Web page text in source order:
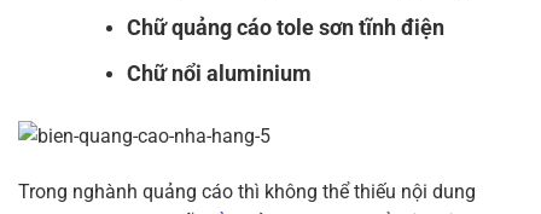
Chữ quảng cáo tole sơn tĩnh điện
Chữ nổi aluminium
Trong nghành quảng cáo thì không thể thiếu nội dung